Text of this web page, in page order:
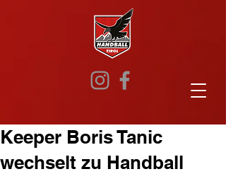
Keeper Boris Tanic
wechselt zu Handball